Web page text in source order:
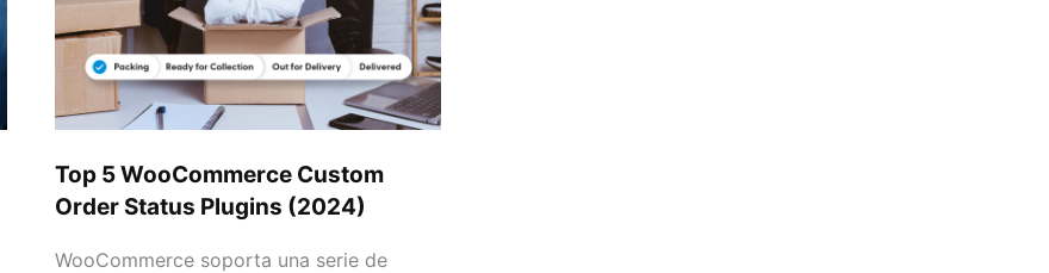
Top 5 WooCommerce Custom
Order Status Plugins (2024)
WooCommerce soporta una serie de
Order
Status
Plugins
(2024)